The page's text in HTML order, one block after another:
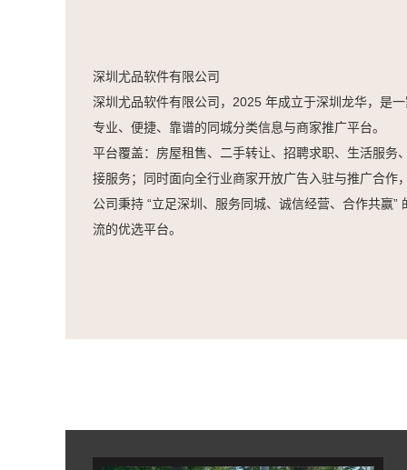
深圳尤品软件有限公司
深圳尤品软件有限公司，2025 年成立于深圳龙华，是
专业、便捷、靠谱的同城分类信息与商家推广平台。
平台覆盖：房屋租售、二手转让、招聘求职、生活服
接服务；同时面向全行业商家开放广告入驻与推广合作
公司秉持 “立足深圳、服务同城、诚信经营、合作共赢
流的优选平台。